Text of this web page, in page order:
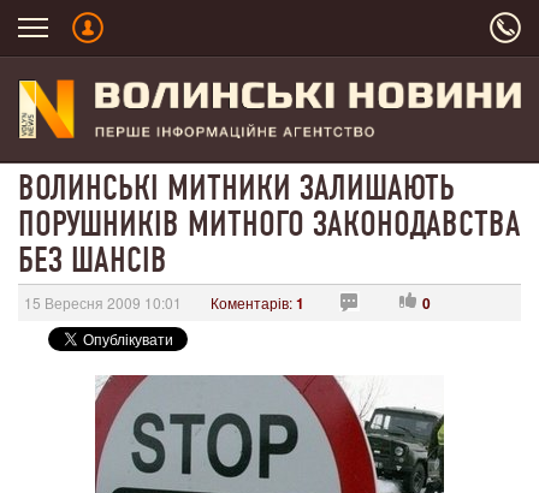
ВОЛИНСЬКІ МИТНИКИ ЗАЛИШАЮТЬ
ПОРУШНИКІВ МИТНОГО ЗАКОНОДАВСТВА
БЕЗ ШАНСІВ
15 Вересня 2009 10:01 Коментарів:1 0